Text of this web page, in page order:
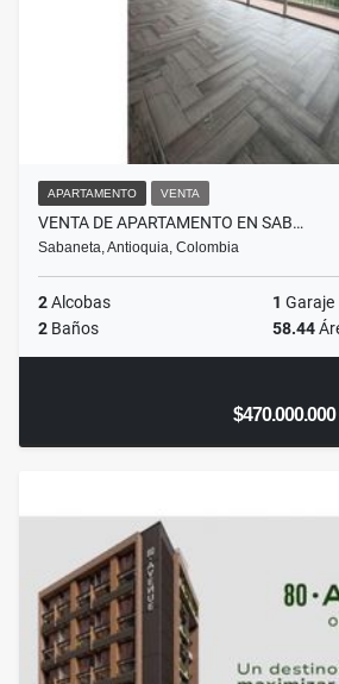
APARTAMENTO VENTA
VENTA DE APARTAMENTO EN SAB…
Sabaneta, Antioquia, Colombia
2Alcobas 1 Garaje
2 Baños 58.44
$470.000.000